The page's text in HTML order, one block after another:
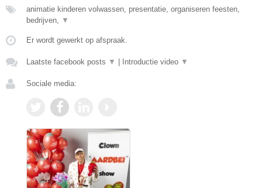
animatie kinderen volwassen, presentatie, organiseren feesten,
bedrijven, ▼
Er wordt gewerkt op afspraak.
Laatste facebook posts ▼ Introductie video ▼
Sociale media: